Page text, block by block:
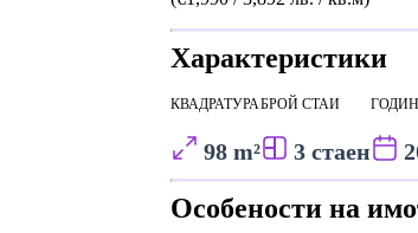
Характеристики
КВАДРАТУРА
98 m²
БРОЙ СТАИ
3 стаен
Особености на